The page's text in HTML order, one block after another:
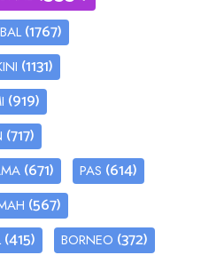
(1767)
(1131)
(919)
(717)
(671) PAS (614)
(567)
(415) BORNEO (372)